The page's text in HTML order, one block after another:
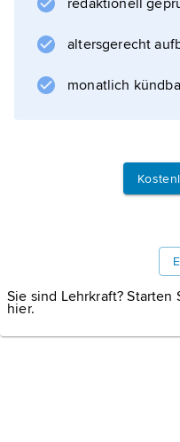
redaktionell
altersgerecht
monatlich
Sie sind Lehrkraft? Starten
hier.